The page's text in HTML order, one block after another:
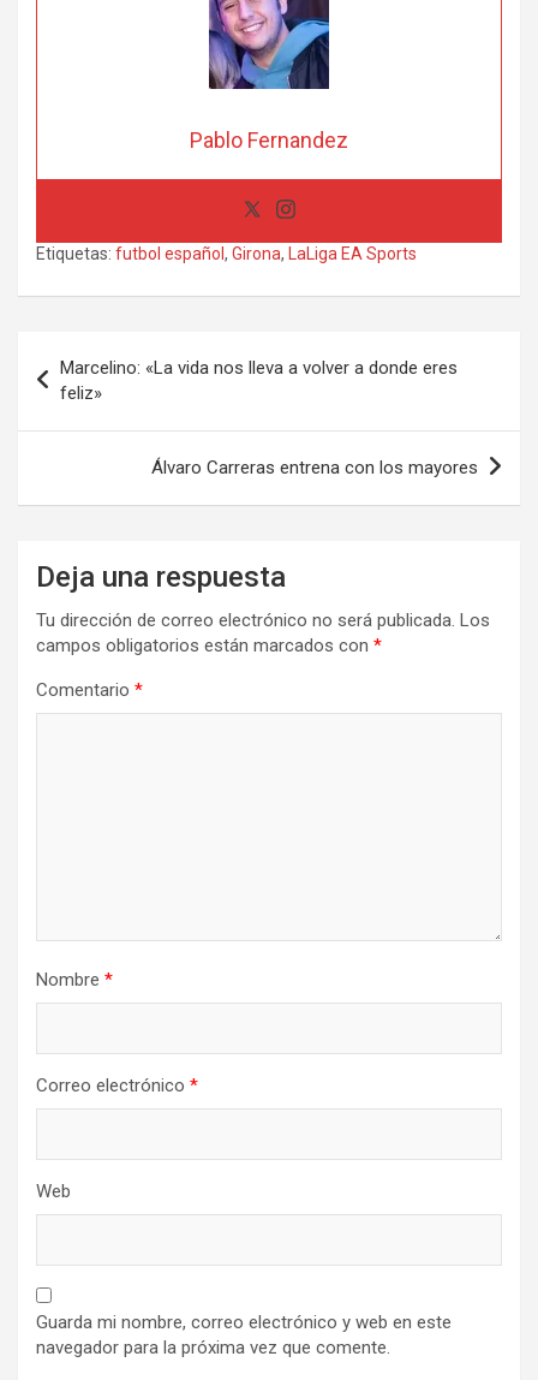
Pablo Fernandez
Etiquetas: futbol español , Girona, LaLiga EA Sports
de
entradas
Marcelino: «La vida nos lleva a volver a donde eres
feliz»
Álvaro Carreras entrena con los mayores
Deja una respuesta
Tu dirección de correo electrónico no será publicada. Los
campos obligatorios están marcados con *
Comentario *
Nombre *
Correo electrónico *
Web
Guarda mi nombre, correo electrónico y web en este
navegador para la próxima vez que comente.